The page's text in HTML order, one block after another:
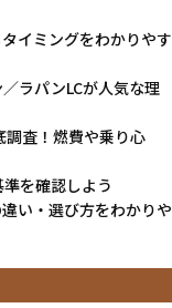
イミングをわかりやす
ラパンLCが人気な理
調査！燃費や乗り心
を確認しよう
い・選び方をわかりや